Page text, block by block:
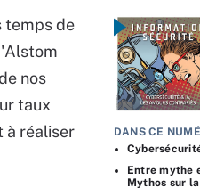
temps de
nos
taux
à réaliser
DANS CE
Entre mythe
Mythos sur